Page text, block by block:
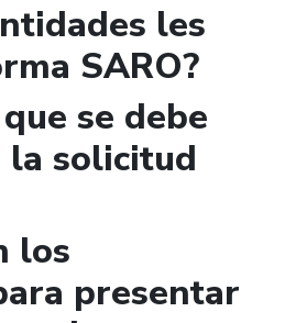
les
SARO?
se debe
la solicitud
los
presentar